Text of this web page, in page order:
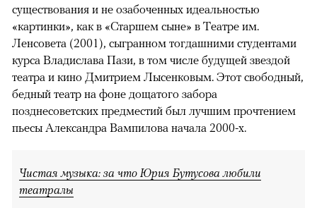
существования и не озабоченных идеальностью
«картинки», как в «Старшем сыне» в Театре им.
Ленсовета (2001), сыгранном тогдашними студентами
курса Владислава Пази, в том числе будущей звездой
театра и кино Дмитрием Лысенковым. Этот свободный,
бедный театр на фоне дощатого забора
позднесоветских предместий был лучшим прочтением
пьесы Александра Вампилова начала 2000-х.
Чистая музыка: за что Юрия Бутусова любили
театралы